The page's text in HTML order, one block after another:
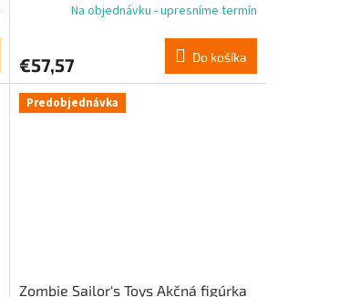
Na objednávku - upresníme termín
€57,57 Do košíka
Predobjednávka
Zombie Sailor's Toys Akčná figúrka